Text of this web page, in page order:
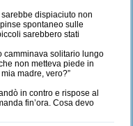
dispiaciuto non
spontaneo sulle
sarebbero stati
camminava solitario lungo
non metteva piede in
madre, vero?”
in contro e rispose al
fin’ora. Cosa devo